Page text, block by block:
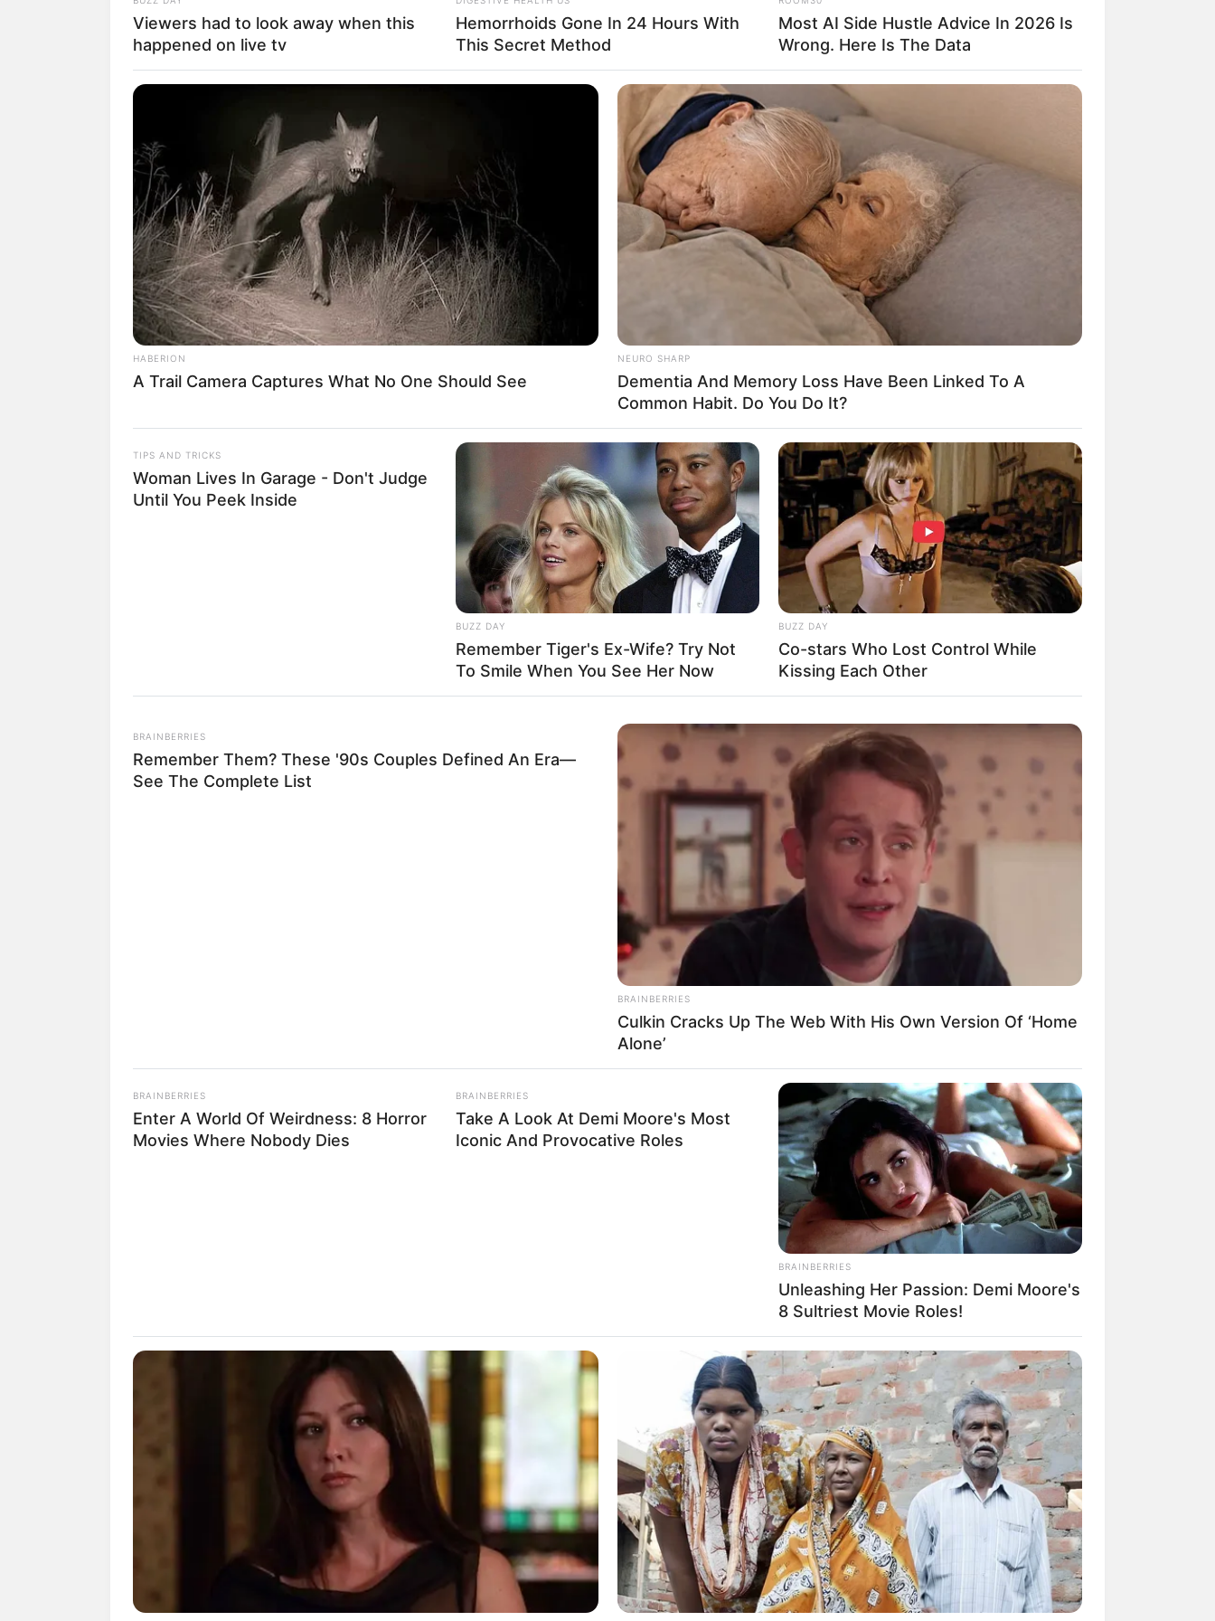
Mute
1. Meski menjadi salah satu orang terkaya di dunia, kehidupan keluarga Bill
Gates justru lebih sering terlihat sederhana dan hal tersebut turun terhadap
Jennifer
(foto: instagram/jenniferkgates)
2. Kalau pun mewah, mereka tetap tampak low profile seperti potret sulung
dari 3 bersaudara ini
Langka Banget! 10 Pose Lucu
Katak yang Bikin Ketawa
Gemes
Ambyar! 10 Kalimat Baper
Pakai Bahasa Jawa Ini Bikin
Galau Abis
Fail! 10 Potret Makanan Gagal
Dimasak yang Bikin Kamu
Nggak Selera
10 Pose Manekin Anti
Banget
8 Kata Lucu Seputar Malam
Minggu ala Jomblo yang Bikin
Ngenes
10 Desain Kanopi Tempat
Tidur, Serasa Beristirahat di
Kamar Raja
Tampil Lebih Modern, 7 Potret
Hasil Renovasi Rumah Berusia
90 Tahun
Viewers had to look away when this
happened on live tv
Hemorrhoids Gone In 24 Hours With
This Secret Method
Most AI Side Hustle Advice In 2026 Is
Wrong. Here Is The Data
HABERION
A Trail Camera Captures What No One Should See
NEURO SHARP
Dementia And Memory Loss Have Been Linked To A
Common Habit. Do You Do It?
TIPS AND TRICKS
Woman Lives In Garage - Don't Judge
Until You Peek Inside
BUZZ DAY
Remember Tiger's Ex-Wife? Try Not
To Smile When You See Her Now
BUZZ DAY
Co-stars Who Lost Control While
Kissing Each Other
BRAINBERRIES
Remember Them? These '90s Couples Defined An Era—
See The Complete List
BRAINBERRIES
Culkin Cracks Up The Web With His Own Version Of ‘Home
Alone’
BRAINBERRIES
Enter A World Of Weirdness: 8 Horror
Movies Where Nobody Dies
BRAINBERRIES
Take A Look At Demi Moore's Most
Iconic And Provocative Roles
BRAINBERRIES
Unleashing Her Passion: Demi Moore's
8 Sultriest Movie Roles!